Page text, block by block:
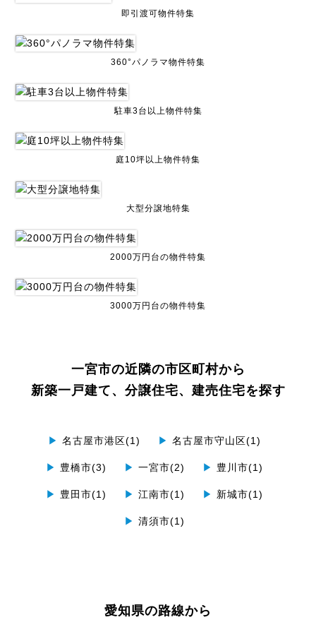
即引渡可物件特集
360°パノラマ物件特集
駐車3台以上物件特集
庭10坪以上物件特集
大型分譲地特集
2000万円台の物件特集
3000万円台の物件特集
一宮市の近隣の市区町村から
新築一戸建て、分譲住宅、建売住宅を探す
▶ 名古屋市港区(1) ▶ 名古屋市守山区(1)
▶ 豊橋市(3) ▶ 一宮市(2) ▶ 豊川市(1)
▶ 豊田市(1) ▶ 江南市(1) ▶ 新城市(1)
▶ 清須市(1)
愛知県の路線から